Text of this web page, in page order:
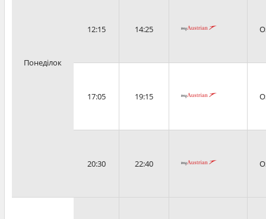
Понеділок
12:15 14:25
17:05 19:15
20:30 22:40